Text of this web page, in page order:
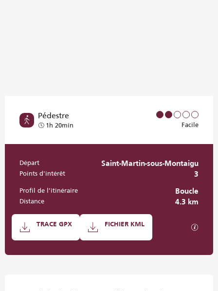
Pédestre
1h 20min Facile
Informations pratiques
Départ Saint-Martin-sous-Montaigu
Points d'intérêt 3
Profil de l’itinéraire Boucle
Distance 4.3 km
Documentation
TRACE GPX FICHIER KML